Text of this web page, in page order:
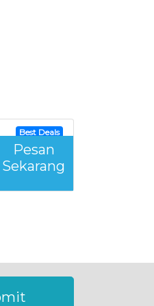
Best Deals
Pesan
Sekarang